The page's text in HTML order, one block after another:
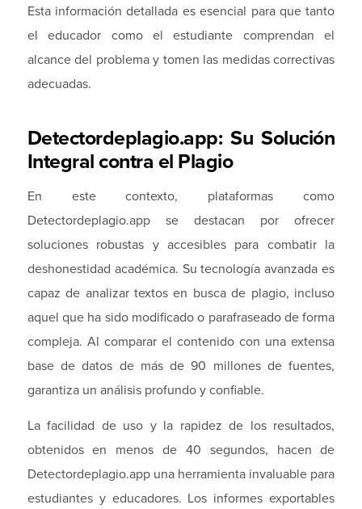
Esta información detallada es esencial para que tanto
el educador como el estudiante comprendan el
alcance del problema y tomen las medidas correctivas
adecuadas.
Detectordeplagio.app: Su Solución
Integral contra el Plagio
En este contexto, plataformas como
Detectordeplagio.app se destacan por ofrecer
soluciones robustas y accesibles para combatir la
deshonestidad académica. Su tecnología avanzada es
capaz de analizar textos en busca de plagio, incluso
aquel que ha sido modificado o parafraseado de forma
compleja. Al comparar el contenido con una extensa
base de datos de más de 90 millones de fuentes,
garantiza un análisis profundo y confiable.
La facilidad de uso y la rapidez de los resultados,
obtenidos en menos de 40 segundos, hacen de
Detectordeplagio.app una herramienta invaluable para
estudiantes y educadores. Los informes exportables